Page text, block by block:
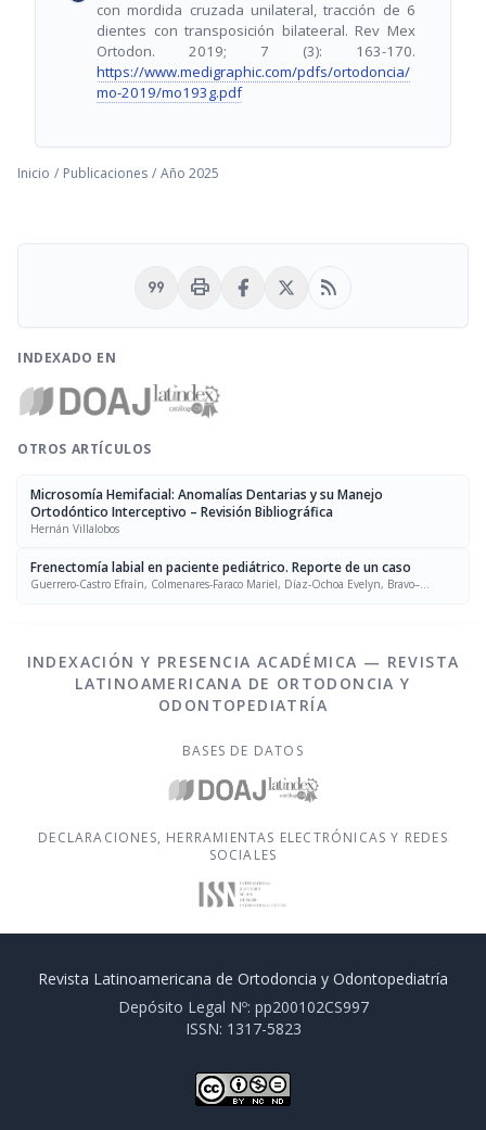
con mordida cruzada unilateral, tracción de 6
dientes con transposición bilateeral. Rev Mex
Ortodon. 2019; 7 (3): 163-170.
https://www.medigraphic.com/pdfs/ortodoncia/
mo-2019/mo193g.pdf
Inicio / Publicaciones / Año 2025
format_quote print rss_feed
INDEXADO EN
OTROS ARTÍCULOS
Microsomía Hemifacial: Anomalías Dentarias y su Manejo
Ortodóntico Interceptivo – Revisión Bibliográfica
Hernán Villalobos
Frenectomía labial en paciente pediátrico. Reporte de un caso
Guerrero-Castro Efraín, Colmenares-Faraco Mariel, Díaz-Ochoa Evelyn, Bravo–
INDEXACIÓN Y PRESENCIA ACADÉMICA — REVISTA
LATINOAMERICANA DE ORTODONCIA Y
ODONTOPEDIATRÍA
BASES DE DATOS
DECLARACIONES, HERRAMIENTAS ELECTRÓNICAS Y REDES
SOCIALES
Revista Latinoamericana de Ortodoncia y Odontopediatría
Depósito Legal Nº: pp200102CS997
ISSN: 1317-5823